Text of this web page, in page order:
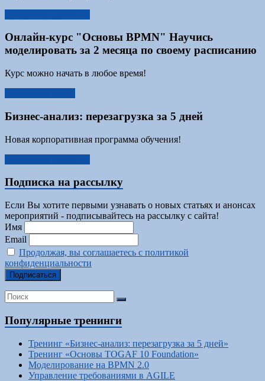
Онлайн-курс "Основы BPMN" Научись
моделировать за 2 месяца по своему расписанию
Курс можно начать в любое время!
Бизнес-анализ: перезагрузка за 5 дней
Новая корпоративная программа обучения!
Подписка на рассылку
Если Вы хотите первыми узнавать о новых статьях и анонсах
мероприятий - подписывайтесь на рассылку с сайта!
Имя
Email
Продолжая, вы соглашаетесь с политикой
конфиденциальности
Популярные тренинги
Тренинг «Бизнес-анализ: перезагрузка за 5 дней»
Тренинг «Основы TOGAF 10 Foundation»
Моделирование на BPMN 2.0
Управление требованиями в AGILE